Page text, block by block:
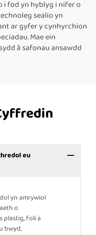
i fod yn hyblyg i nifer o
sealio yn
ar gyfer y cynhyrchion
Mae ein
â safonau ansawdd
eu
yn amrywiol
o
plastig, foli a
bwyd,